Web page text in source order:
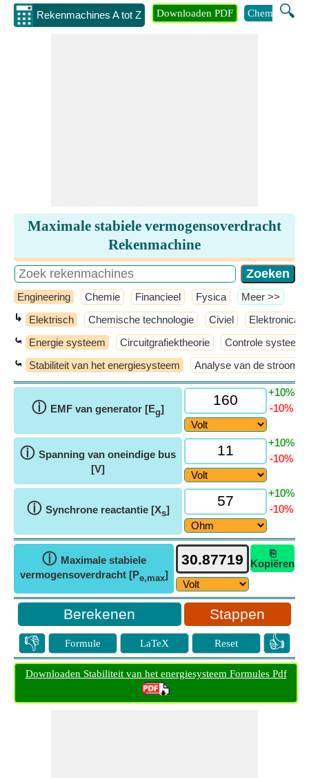
Rekenmachines A tot Z 🔍
Downloaden PDF Chemie
Maximale stabiele vermogensoverdracht
Rekenmachine
Engineering Chemie Financieel Fysica ​Meer >>
↳ Elektrisch Chemische technologie Civiel Elektronica
⤿ Energie systeem Circuitgrafiektheorie Controle systeem
⤿ Stabiliteit van het energiesysteem Analyse van de
ⓘ EMF van generator [Eg]
+10%
-10%
ⓘ Spanning van oneindige bus
[V]
+10%
-10%
ⓘ Synchrone reactantie [Xs]
+10%
-10%
ⓘ Maximale stabiele
vermogensoverdracht [Pe,max]
⎘
Kopiëren
Stappen
👎 Formule LaTeX Reset 👍
Downloaden Stabiliteit van het energiesysteem Formules Pdf